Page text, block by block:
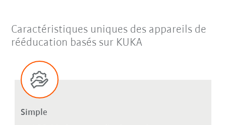
Caractéristiques uniques des appareils de
rééducation basés sur KUKA
Simple